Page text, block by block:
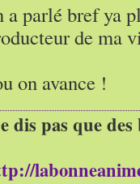
a parlé bref ya
de ma
on avance !
dis pas que